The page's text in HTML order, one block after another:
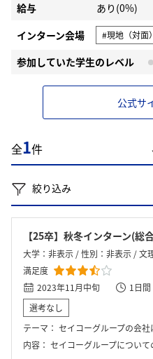
給与
あり(0%)
インターン会場
#現地（対面）
参加していた学生のレベル
公式サ
全1件
絞り込み
【25卒】秋冬インターン(総
大学：非表示 / 性別：非表示 / 文
満足度
2023年11月中旬
1日間
選考なし
テーマ： セイコーグループの会
内容： セイコーグループについての説明や各会社のワークを一つ行い、発表